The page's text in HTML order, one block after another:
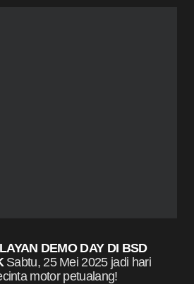
DEMO DAY DI BSD
Sabtu, 25 Mei 2025 jadi hari
motor petualang!